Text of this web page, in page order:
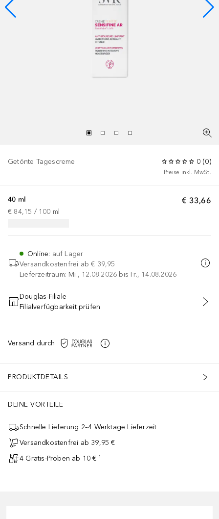
Getönte Tagescreme 0 (0)
Preise inkl. MwSt.
€ 33,66
40 ml
€ 84,15 / 100 ml
Online: auf Lager
Versandkostenfrei ab € 39,95
Lieferzeitraum: Mi., 12.08.2026 bis Fr., 14.08.2026
IN DEN WARENKORB
Douglas-Filiale
Filialverfügbarkeit prüfen
Versand durch
PRODUKTDETAILS
DEINE VORTEILE
Schnelle Lieferung 2–4 Werktage Lieferzeit
Versandkostenfrei ab 39,95 €
4 Gratis-Proben ab 10 € ¹